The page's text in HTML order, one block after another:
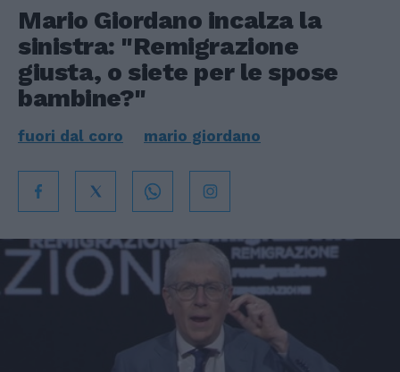
Mario Giordano incalza la
sinistra: "Remigrazione
giusta, o siete per le spose
bambine?"
fuori dal coro mario giordano